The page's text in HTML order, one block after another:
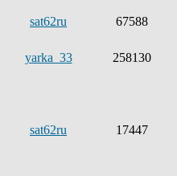
sat62ru 67588
yarka_33 258130
sat62ru 17447